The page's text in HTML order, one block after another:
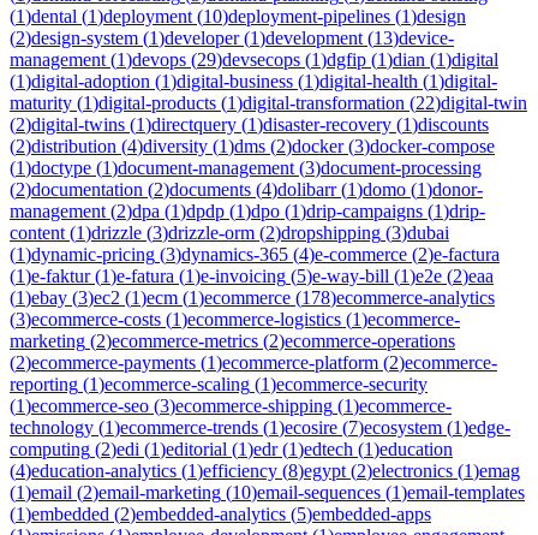
(1)dental (1)deployment (10)deployment-pipelines (1)design
(2)design-system (1)developer(1)development (13)device-
management (1)devops (29)devsecops (1)dgfip (1)dian (1)digital
(1)digital-adoption (1)digital-business (1)digital-health (1)digital-
maturity (1)digital-products (1)digital-transformation (22)digital-twin
(2)digital-twins (1)directquery (1)disaster-recovery (1)discounts
(2)distribution (4)diversity (1)dms (2)docker(3)docker-compose
(1)doctype (1)document-management (3)document-processing
(2)documentation (2)documents (4)dolibarr(1)domo (1)donor-
management (2)dpa (1)dpdp (1)dpo (1)drip-campaigns (1)drip-
content (1)drizzle (3)drizzle-orm (2)dropshipping (3)dubai
(1)dynamic-pricing (3)dynamics-365 (4)e-commerce (2)e-factura
(1)e-faktur(1)e-fatura (1)e-invoicing (5)e-way-bill (1)e2e (2)eaa
(1)ebay (3)ec2 (1)ecm (1)ecommerce (178)ecommerce-analytics
(3)ecommerce-costs (1)ecommerce-logistics (1)ecommerce-
marketing (2)ecommerce-metrics (2)ecommerce-operations
(2)ecommerce-payments (1)ecommerce-platform (2)ecommerce-
reporting (1)ecommerce-scaling (1)ecommerce-security
(1)ecommerce-seo (3)ecommerce-shipping (1)ecommerce-
technology (1)ecommerce-trends (1)ecosire (7)ecosystem (1)edge-
computing (2)edi (1)editorial (1)edr(1)edtech (1)education
(4)education-analytics (1)efficiency (8)egypt (2)electronics (1)emag
(1)email (2)email-marketing (10)email-sequences (1)email-templates
(1)embedded (2)embedded-analytics (5)embedded-apps